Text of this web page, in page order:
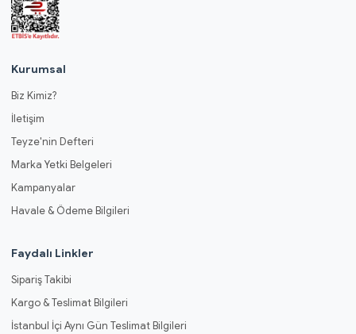
Kurumsal
Biz Kimiz?
İletişim
Teyze'nin Defteri
Marka Yetki Belgeleri
Kampanyalar
Havale & Ödeme Bilgileri
Faydalı Linkler
Sipariş Takibi
Kargo & Teslimat Bilgileri
İstanbul İçi Aynı Gün Teslimat Bilgileri